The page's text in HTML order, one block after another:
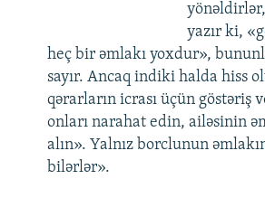
yazır ki,
heç bir əmlakı yoxdur»,
sayır. Ancaq indiki halda hiss
qərarların icrası üçün göstəriş
onları narahat edin, ailəsinin
alın». Yalnız borclunun
bilərlər».